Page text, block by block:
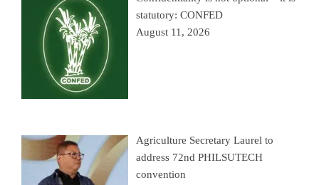
statutory: CONFED
August 11, 2026
Agriculture Secretary Laurel to
address 72nd PHILSUTECH
convention